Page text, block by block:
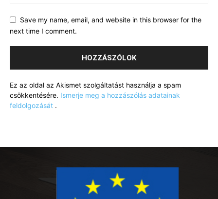
Save my name, email, and website in this browser for the
next time I comment.
Ez az oldal az Akismet szolgáltatást használja a spam
csökkentésére. Ismerje meg a hozzászólás adatainak
feldolgozását .